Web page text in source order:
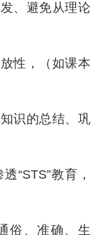
、避免从理论
性，（如课本
识的总结、巩
“STS”教育，
俗、准确、生